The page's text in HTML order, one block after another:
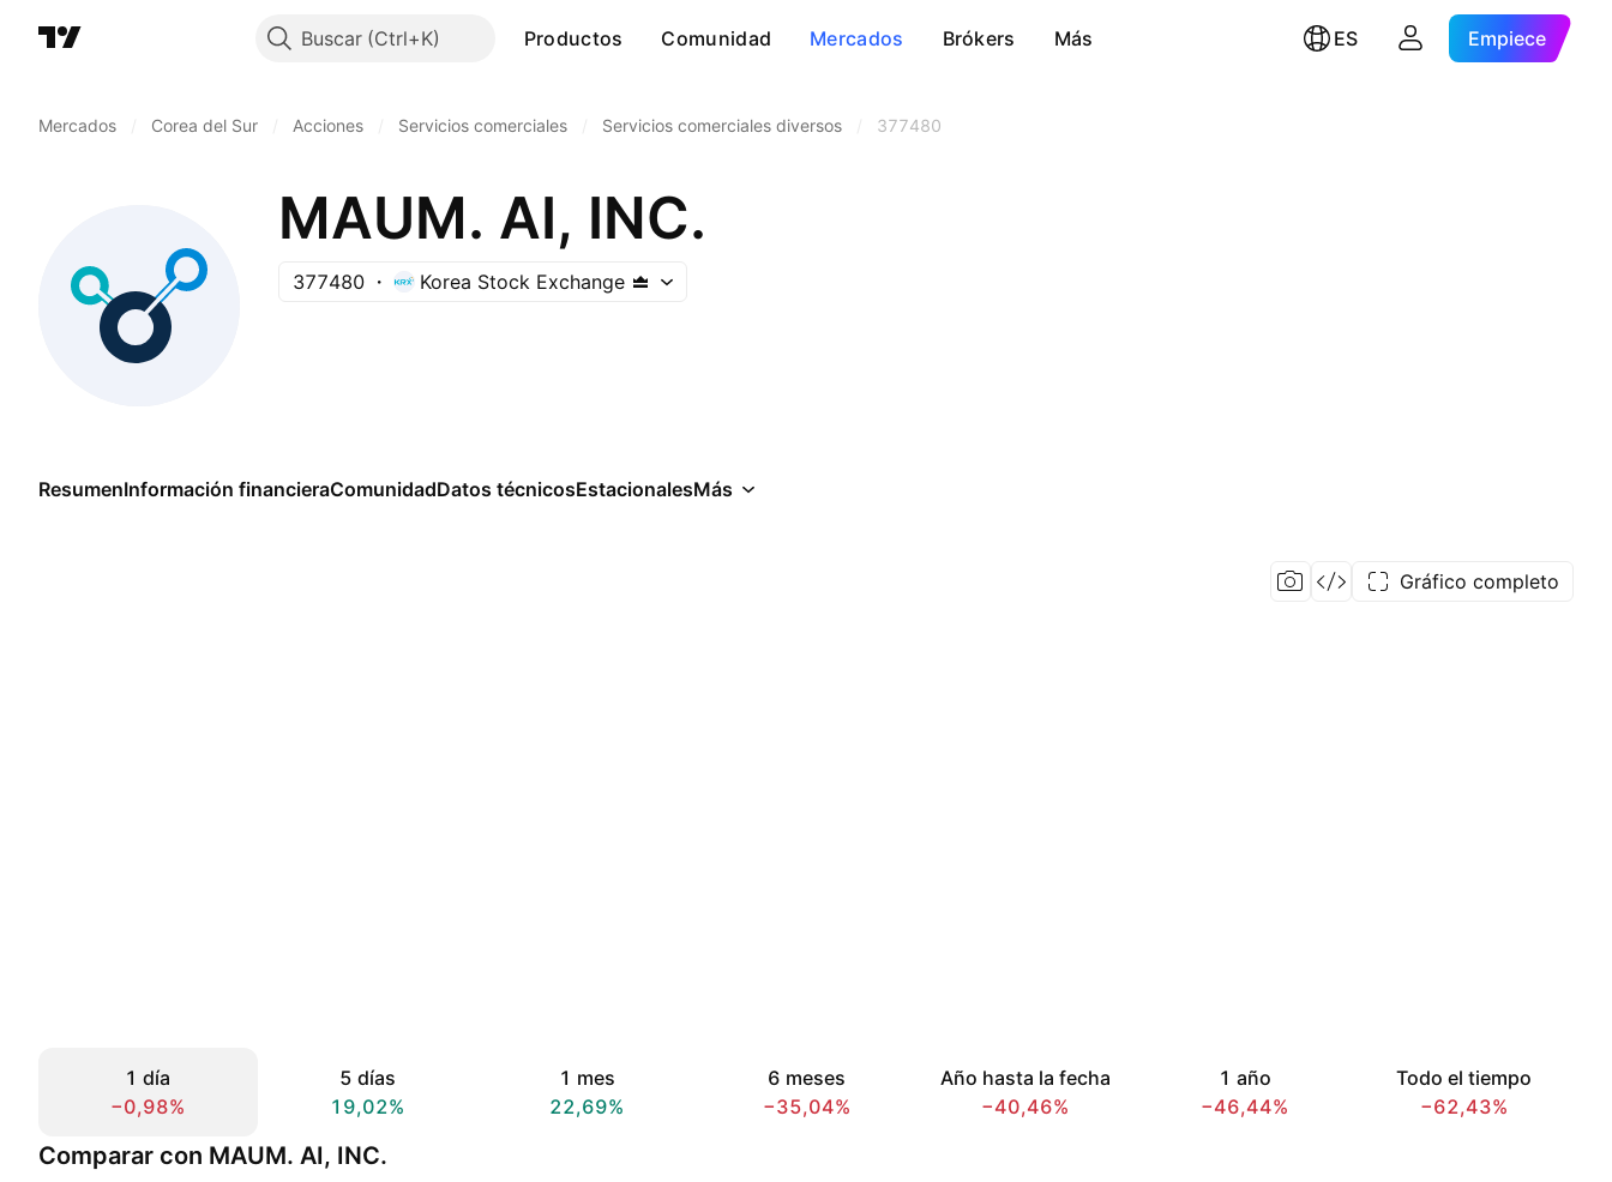
Buscar Productos Comunidad Mercados Brókers Más ES Empiece
Mercados Corea del Sur Acciones Servicios comerciales Servicios comerciales diversos 377480
MAUM. AI, INC.
377480 Korea Stock Exchange
ResumenInformación financieraComunidadDatos técnicosEstacionalesMás
Gráfico completo
1 día
−0,98%
5 días
19,02%
1 mes
22,69%
6 meses
−35,04%
Año hasta la fecha
−40,46%
1 año
−46,44%
Todo el tiempo
−62,43%
Comparar con MAUM. AI, INC.